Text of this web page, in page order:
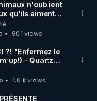
(stages,
n'oublient
qu'ils aiment…
901 views
?! "Enfermez le
up!) - Quartz
1.0 k views